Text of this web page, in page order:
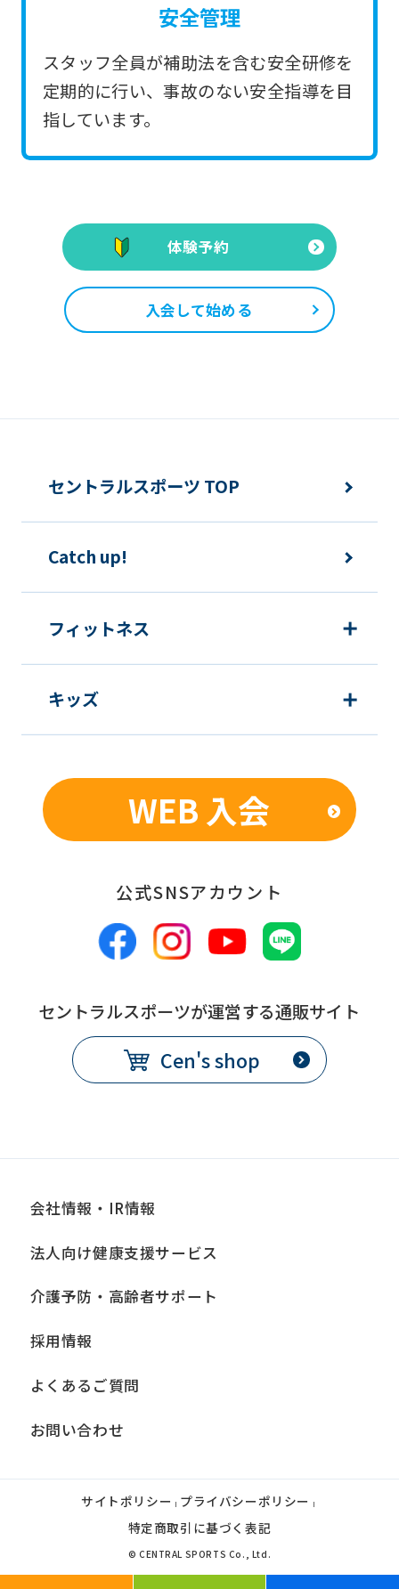
安全管理
スタッフ全員が補助法を含む安全研修を
定期的に行い、事故のない安全指導を目
指しています。
体験予約
入会して始める
セントラルスポーツ TOP
Catch up!
フィットネス
キッズ
WEB 入会
公式SNSアカウント
セントラルスポーツが運営する通販サイト
Cen's shop
会社情報・IR情報
法人向け健康支援サービス
介護予防・高齢者サポート
採用情報
よくあるご質問
お問い合わせ
サイトポリシー | プライバシーポリシー |
特定商取引に基づく表記
© CENTRAL SPORTS Co., Ltd.